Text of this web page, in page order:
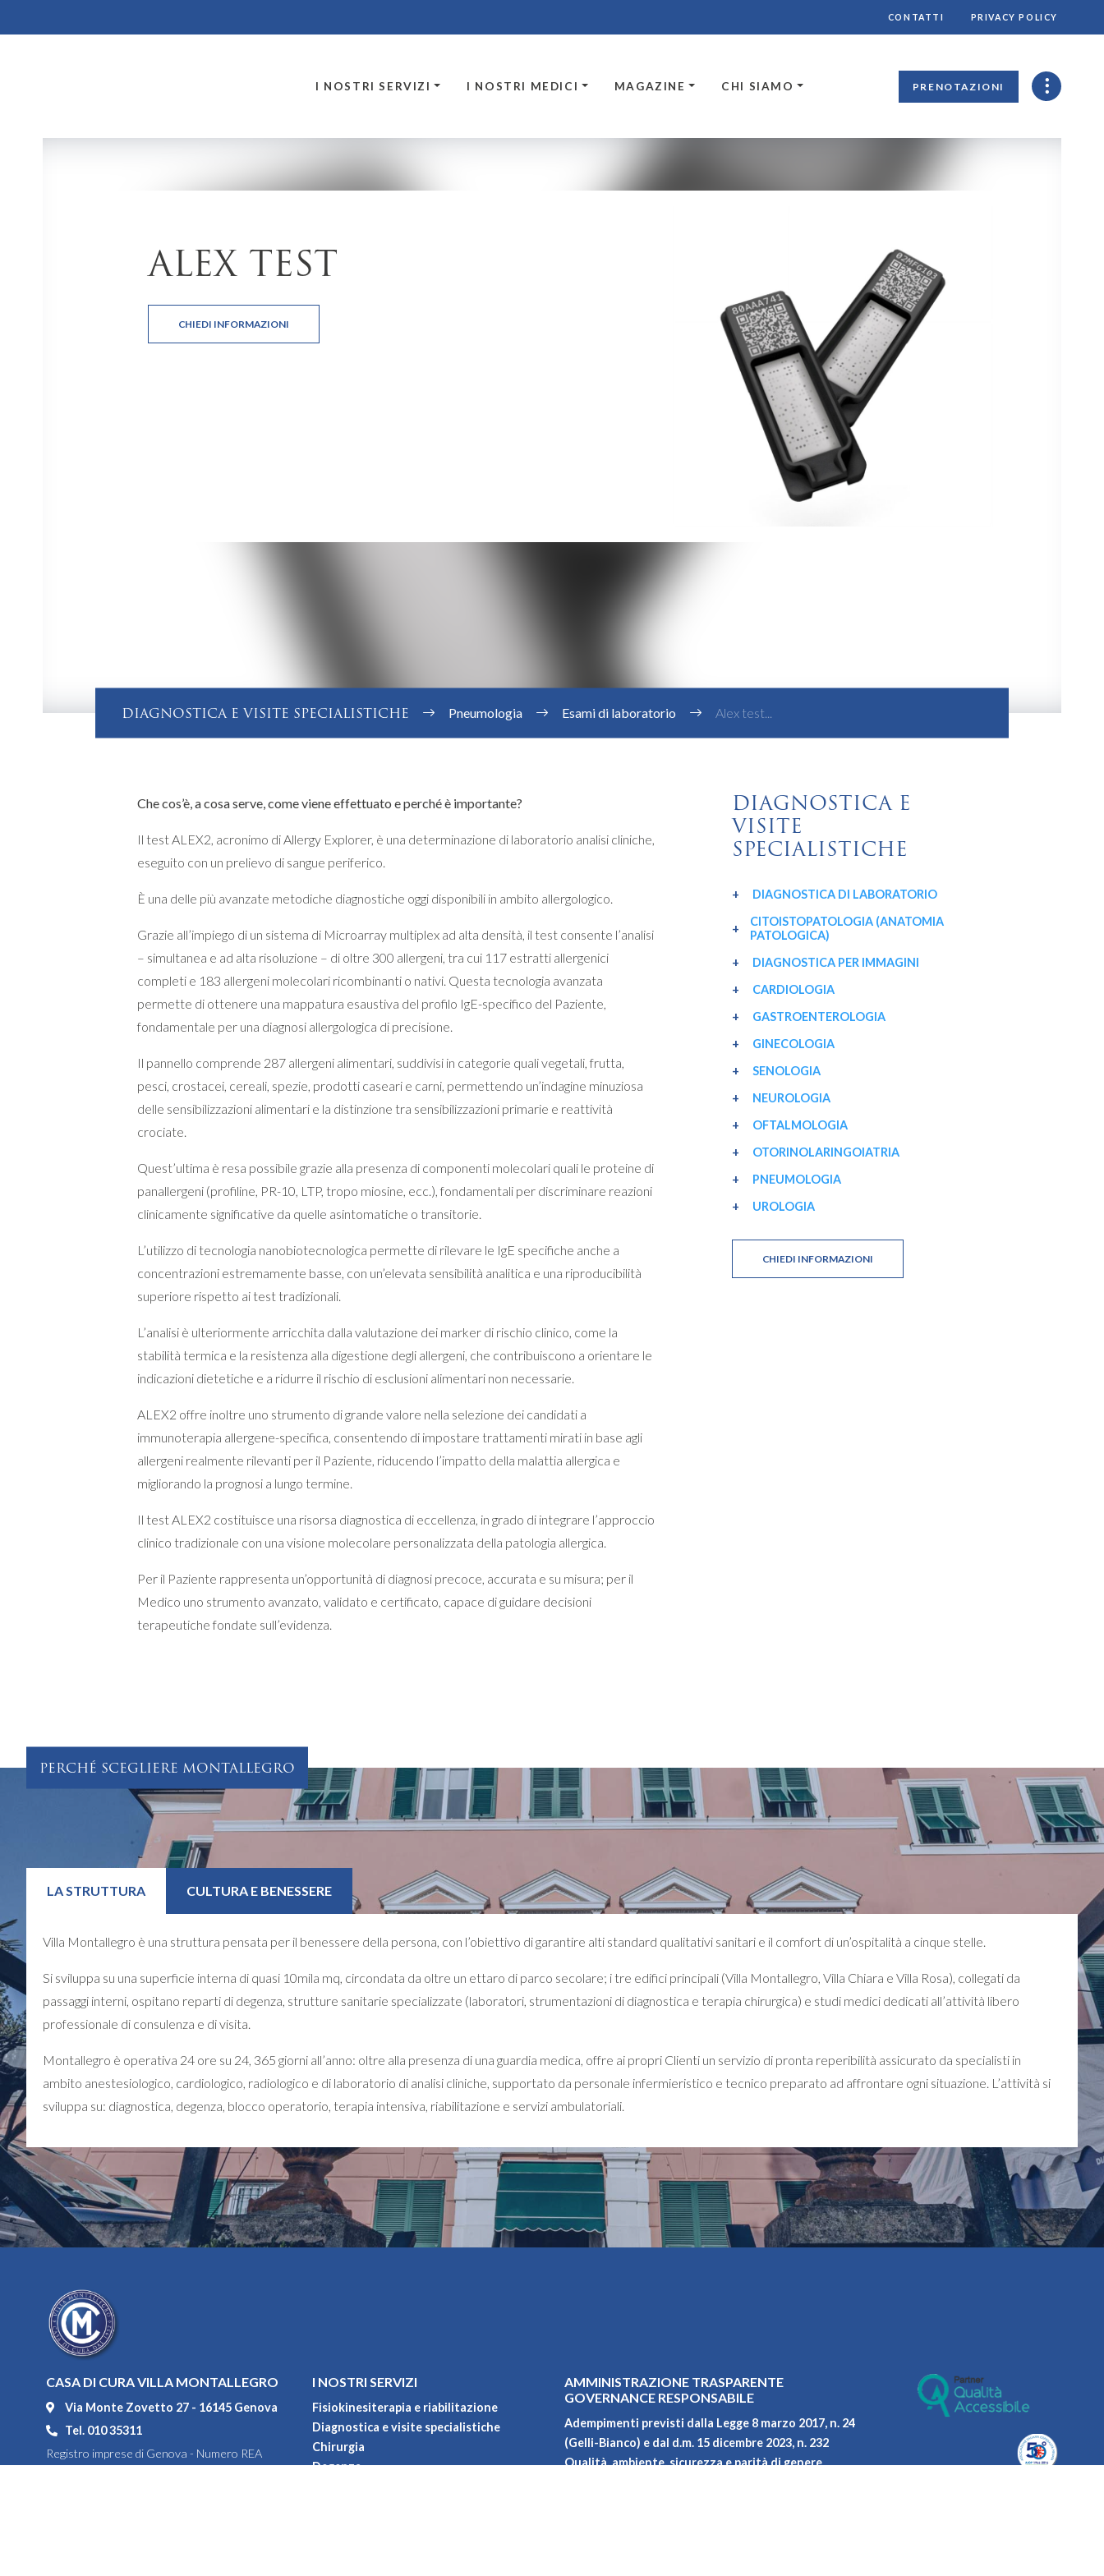
CONTATTI PRIVACY POLICY
I NOSTRI SERVIZI I NOSTRI MEDICI MAGAZINE CHI SIAMO PRENOTAZIONI
ALEX TEST
CHIEDI INFORMAZIONI
DIAGNOSTICA E VISITE SPECIALISTICHE Pneumologia Esami di laboratorio Alex test...
Che cos’è, a cosa serve, come viene effettuato e perché è importante?
Il test ALEX2, acronimo di Allergy Explorer, è una determinazione di laboratorio analisi cliniche,
eseguito con un prelievo di sangue periferico.
È una delle più avanzate metodiche diagnostiche oggi disponibili in ambito allergologico.
Grazie all’impiego di un sistema di Microarray multiplex ad alta densità, il test consente l’analisi
– simultanea e ad alta risoluzione – di oltre 300 allergeni, tra cui 117 estratti allergenici
completi e 183 allergeni molecolari ricombinanti o nativi. Questa tecnologia avanzata
permette di ottenere una mappatura esaustiva del profilo IgE-specifico del Paziente,
fondamentale per una diagnosi allergologica di precisione.
Il pannello comprende 287 allergeni alimentari, suddivisi in categorie quali vegetali, frutta,
pesci, crostacei, cereali, spezie, prodotti caseari e carni, permettendo un’indagine minuziosa
delle sensibilizzazioni alimentari e la distinzione tra sensibilizzazioni primarie e reattività
crociate.
Quest’ultima è resa possibile grazie alla presenza di componenti molecolari quali le proteine di
panallergeni (profiline, PR-10, LTP, tropo miosine, ecc.), fondamentali per discriminare reazioni
clinicamente significative da quelle asintomatiche o transitorie.
L’utilizzo di tecnologia nanobiotecnologica permette di rilevare le IgE specifiche anche a
concentrazioni estremamente basse, con un’elevata sensibilità analitica e una riproducibilità
superiore rispetto ai test tradizionali.
L’analisi è ulteriormente arricchita dalla valutazione dei marker di rischio clinico, come la
stabilità termica e la resistenza alla digestione degli allergeni, che contribuiscono a orientare le
indicazioni dietetiche e a ridurre il rischio di esclusioni alimentari non necessarie.
ALEX2 offre inoltre uno strumento di grande valore nella selezione dei candidati a
immunoterapia allergene-specifica, consentendo di impostare trattamenti mirati in base agli
allergeni realmente rilevanti per il Paziente, riducendo l’impatto della malattia allergica e
migliorando la prognosi a lungo termine.
Il test ALEX2 costituisce una risorsa diagnostica di eccellenza, in grado di integrare l’approccio
clinico tradizionale con una visione molecolare personalizzata della patologia allergica.
Per il Paziente rappresenta un’opportunità di diagnosi precoce, accurata e su misura; per il
Medico uno strumento avanzato, validato e certificato, capace di guidare decisioni
terapeutiche fondate sull’evidenza.
DIAGNOSTICA E
VISITE
SPECIALISTICHE
DIAGNOSTICA DI LABORATORIO
CITOISTOPATOLOGIA (ANATOMIA
PATOLOGICA)
DIAGNOSTICA PER IMMAGINI
CARDIOLOGIA
GASTROENTEROLOGIA
GINECOLOGIA
SENOLOGIA
NEUROLOGIA
OFTALMOLOGIA
OTORINOLARINGOIATRIA
PNEUMOLOGIA
UROLOGIA
CHIEDI INFORMAZIONI
PERCHÉ SCEGLIERE MONTALLEGRO
LA STRUTTURA CULTURA E BENESSERE
Villa Montallegro è una struttura pensata per il benessere della persona, con l’obiettivo di garantire alti standard qualitativi sanitari e il comfort di un’ospitalità a cinque stelle.
Si sviluppa su una superficie interna di quasi 10mila mq, circondata da oltre un ettaro di parco secolare; i tre edifici principali (Villa Montallegro, Villa Chiara e Villa Rosa), collegati da
passaggi interni, ospitano reparti di degenza, strutture sanitarie specializzate (laboratori, strumentazioni di diagnostica e terapia chirurgica) e studi medici dedicati all’attività libero
professionale di consulenza e di visita.
Montallegro è operativa 24 ore su 24, 365 giorni all’anno: oltre alla presenza di una guardia medica, offre ai propri Clienti un servizio di pronta reperibilità assicurato da specialisti in
ambito anestesiologico, cardiologico, radiologico e di laboratorio di analisi cliniche, supportato da personale infermieristico e tecnico preparato ad affrontare ogni situazione. L’attività si
sviluppa su: diagnostica, degenza, blocco operatorio, terapia intensiva, riabilitazione e servizi ambulatoriali.
CASA DI CURA VILLA MONTALLEGRO
Via Monte Zovetto 27 - 16145 Genova
Tel. 010 35311
Registro imprese di Genova - Numero REA
I NOSTRI SERVIZI
Fisiokinesiterapia e riabilitazione
Diagnostica e visite specialistiche
Chirurgia
Degenza
AMMINISTRAZIONE TRASPARENTE
GOVERNANCE RESPONSABILE
Adempimenti previsti dalla Legge 8 marzo 2017, n. 24
(Gelli-Bianco) e dal d.m. 15 dicembre 2023, n. 232
Qualità, ambiente, sicurezza e parità di genere